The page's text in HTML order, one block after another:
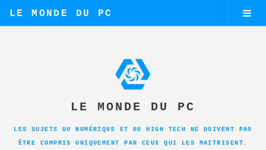
LE MONDE DU PC
LE MONDE DU PC
LES SUJETS DU NUMÉRIQUE ET DU HIGH TECH NE DOIVENT PAS
ÊTRE COMPRIS UNIQUEMENT PAR CEUX QUI LES MAITRISENT.